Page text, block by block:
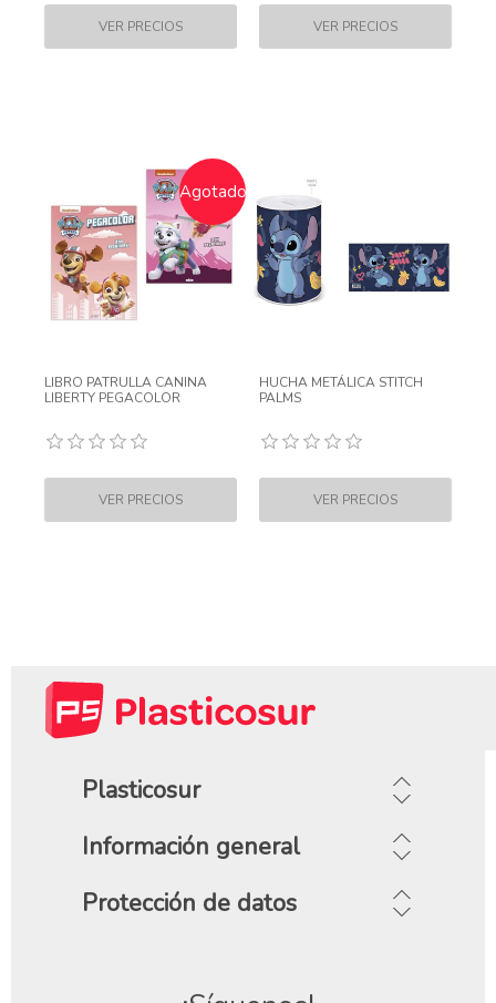
Agotado
LIBRO PATRULLA CANINA
LIBERTY PEGACOLOR
HUCHA METÁLICA STITCH
PALMS
Plasticosur
Información general
Protección de datos